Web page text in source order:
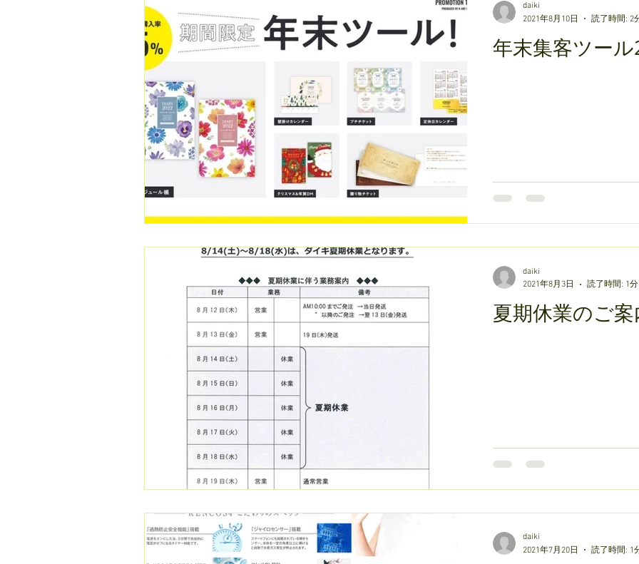
年末集客ツー
daiki
2021年8月10日
読了時間: 2
夏期休業のご案
daiki
2021年8月3日
読了時間: 1分
daiki
2021年7月20日
読了時間: 1